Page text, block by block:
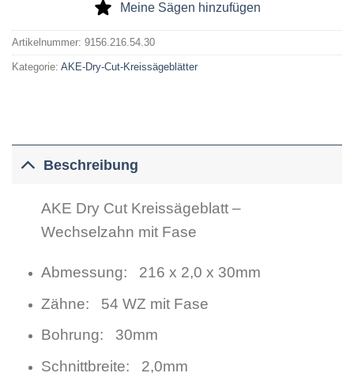
Meine Sägen hinzufügen
Artikelnummer: 9156.216.54.30
Kategorie: AKE-Dry-Cut-Kreissägeblätter
Beschreibung
AKE Dry Cut Kreissägeblatt –
Wechselzahn mit Fase
Abmessung: 216 x 2,0 x 30mm
Zähne: 54 WZ mit Fase
Bohrung: 30mm
Schnittbreite: 2,0mm